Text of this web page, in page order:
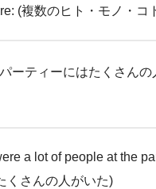
(複数のヒト・モノ・コ
ーティーにはたくさん
a lot of people at the
くさんの人がいた)